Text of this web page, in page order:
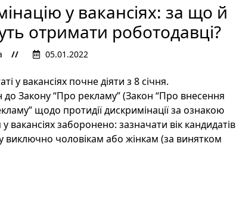
у вакансіях: за що й
отримати роботодавці?
05.01.2022
у вакансіях почне діяти з 8 січня.
Закону “Про рекламу” (Закон “Про внесення
щодо протидії дискримінації за ознакою
вакансіях заборонено: зазначати вік кандидатів
виключно чоловікам або жінкам (за винятком